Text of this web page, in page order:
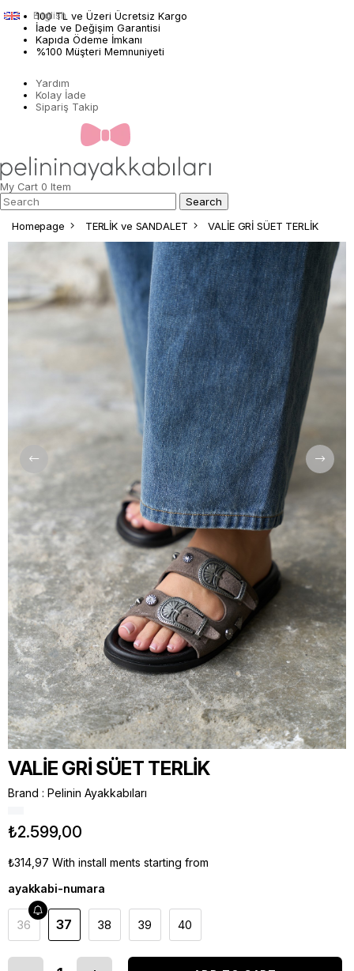
100 TL ve Üzeri Ücretsiz Kargo
İade ve Değişim Garantisi
Kapıda Ödeme İmkanı
%100 Müşteri Memnuniyeti
Yardım
Kolay İade
Sipariş Takip
English
My Cart 0 Item
Homepage TERLİK ve SANDALET VALİE GRİ SÜET TERLİK
VALİE GRİ SÜET TERLİK
Brand : Pelinin Ayakkabıları
₺2.599,00
₺314,97 With install ments starting from
ayakkabi-numara
36 37 38 39 40